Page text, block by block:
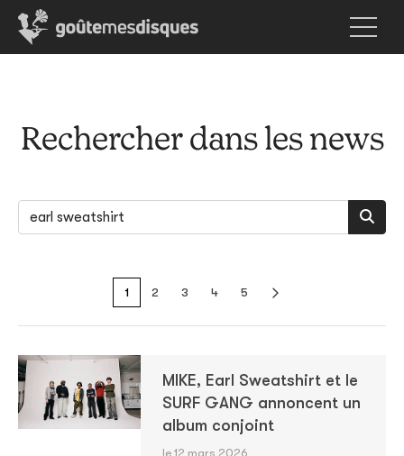
Rechercher dans les news
1 2 3 4 5
MIKE, Earl Sweatshirt et le
SURF GANG annoncent un
album conjoint
le 12 mars 2026